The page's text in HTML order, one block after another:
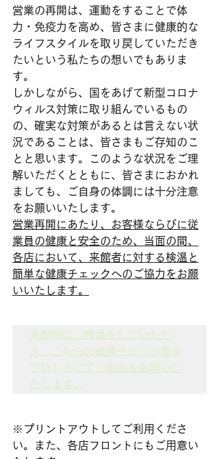
営業の再開は、運動をすることで体
力・免疫力を高め、皆さまに健康的な
ライフスタイルを取り戻していただき
たいという私たちの想いでもありま
す。
しかしながら、国をあげて新型コロナ
ウィルス対策に取り組んでいるもの
の、確実な対策があるとは言えない状
況であることは、皆さまもご存知のこ
とと思います。このような状況をご理
解いただくとともに、皆さまにおかれ
ましても、ご自身の体調には十分注意
をお願いいたします。
営業再開にあたり、お客様ならびに従
業員の健康と安全のため、当面の間、
各店において、来館者に対する検温と
簡単な健康チェックへのご協力をお願
いいたします。
来館時は、検温をしていただ
き、こちらの健康チェック票を
フロントにてご提出をお願いい
たします。
※プリントアウトしてご利用くださ
い。また、各店フロントにもご用意い